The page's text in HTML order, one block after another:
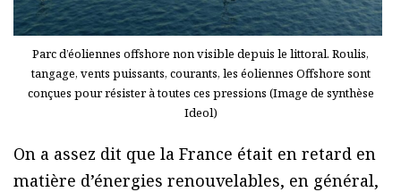
Parc d’éoliennes offshore non visible depuis le littoral. Roulis,
tangage, vents puissants, courants, les éoliennes Offshore sont
conçues pour résister à toutes ces pressions (Image de synthèse
Ideol)
On a assez dit que la France était en retard en
matière d’énergies renouvelables, en général,